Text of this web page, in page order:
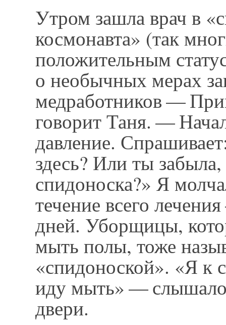
Утром зашла врач в
космонавта» (так
положительным
о необычных мерах
медработников —
говорит Таня. —
давление.
здесь? Или ты
спидоноска?» Я
течение всего
дней. Уборщицы,
мыть полы, тоже
«спидоноской». «Я к
иду мыть» —
двери.